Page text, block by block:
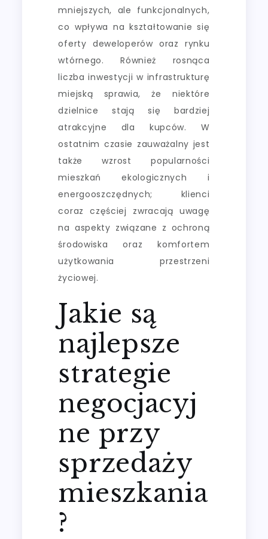
mniejszych, ale funkcjonalnych,
co wpływa na kształtowanie się
oferty deweloperów oraz rynku
wtórnego. Również rosnąca
liczba inwestycji w infrastrukturę
miejską sprawia, że niektóre
dzielnice stają się bardziej
atrakcyjne dla kupców. W
ostatnim czasie zauważalny jest
także wzrost popularności
mieszkań ekologicznych i
energooszczędnych; klienci
coraz częściej zwracają uwagę
na aspekty związane z ochroną
środowiska oraz komfortem
użytkowania przestrzeni
życiowej.
Jakie są
najlepsze
strategie
negocjacyj
ne przy
sprzedaży
mieszkania
?